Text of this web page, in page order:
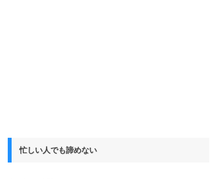
忙しい人でも諦めない